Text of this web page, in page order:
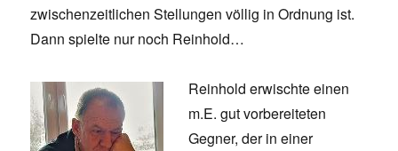
zwischenzeitlichen Stellungen völlig in Ordnung ist.
Dann spielte nur noch Reinhold…
Reinhold erwischte einen
m.E. gut vorbereiteten
Gegner, der in einer